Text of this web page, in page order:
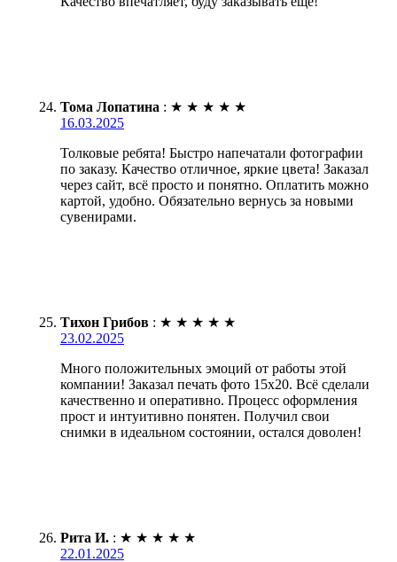
Тома Лопатина : ★ ★ ★ ★ ★
16.03.2025
Толковые ребята! Быстро напечатали фотографии
по заказу. Качество отличное, яркие цвета! Заказал
через сайт, всё просто и понятно. Оплатить можно
картой, удобно. Обязательно вернусь за новыми
сувенирами.
Тихон Грибов : ★ ★ ★ ★ ★
23.02.2025
Много положительных эмоций от работы этой
компании! Заказал печать фото 15х20. Всё сделали
качественно и оперативно. Процесс оформления
прост и интуитивно понятен. Получил свои
снимки в идеальном состоянии, остался доволен!
Рита И. : ★ ★ ★ ★ ★
22.01.2025